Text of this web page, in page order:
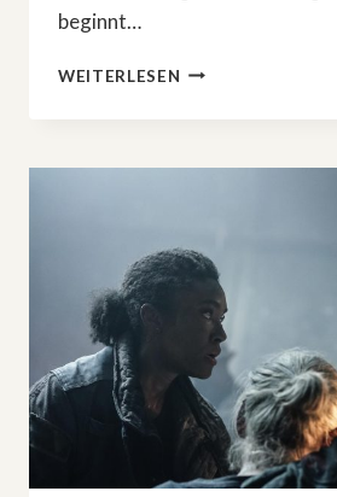
beginnt…
WEITERLESEN NEUE
SERIE
AMAZON: